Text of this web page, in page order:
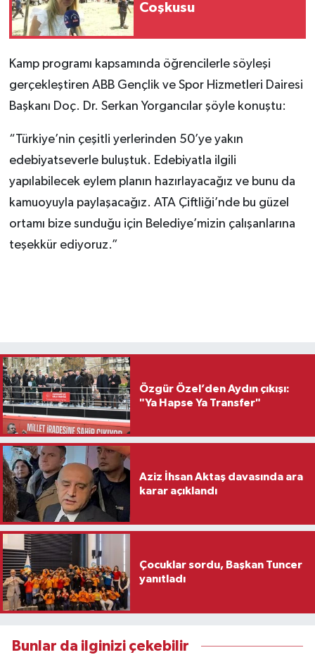
Coşkusu
Kamp programı kapsamında öğrencilerle söyleşi
gerçekleştiren ABB Gençlik ve Spor Hizmetleri Dairesi
Başkanı Doç. Dr. Serkan Yorgancılar şöyle konuştu:
“Türkiye’nin çeşitli yerlerinden 50’ye yakın
edebiyatseverle buluştuk. Edebiyatla ilgili
yapılabilecek eylem planın hazırlayacağız ve bunu da
kamuoyuyla paylaşacağız. ATA Çiftliği’nde bu güzel
ortamı bize sunduğu için Belediye’mizin çalışanlarına
teşekkür ediyoruz.”
Özgür Özel’den Aydın çıkışı:
"Ya Hapse Ya Transfer"
Aziz İhsan Aktaş davasında ara
karar açıklandı
Çocuklar sordu, Başkan Tuncer
yanıtladı
Bunlar da ilginizi çekebilir